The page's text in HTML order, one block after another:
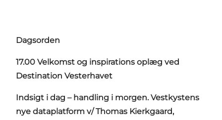
Dagsorden
17.00 Velkomst og inspirations oplæg ved
Destination Vesterhavet
Indsigt i dag – handling i morgen. Vestkystens
nye dataplatform v/ Thomas Kierkgaard,